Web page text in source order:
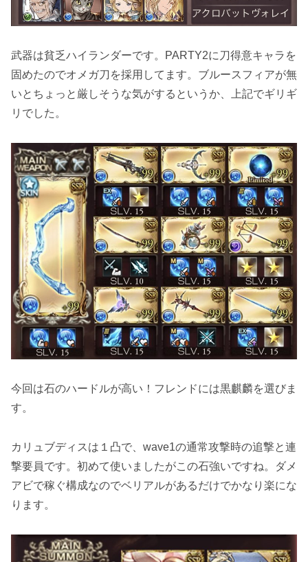
武器は貧乏ハイランダーです。PARTY2に刀得意キャラを
固めたのでオメガ刀を採用してます。ブルースフィアが無
いとちょっと厳しそうな気がするというか、上記でギリギ
リでした。
今回は石のハードルが高い！フレンドには黒麒麟を選びま
す。
カリュブディスは１凸で、wave1の通常攻撃時の追撃と連
撃要員です。初めて使いましたがこの石強いですね。ダメ
アビで稼ぐ構成なのでベリアルがあるだけでかなり楽にな
ります。